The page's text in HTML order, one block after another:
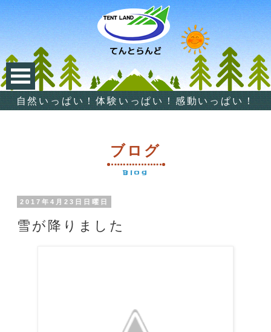
自然いっぱい！体験いっぱい！感動いっぱい！
ブログ
Blog
2017年4月23日日曜日
雪が降りました